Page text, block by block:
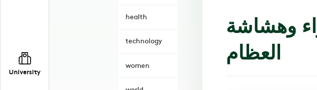
University
health
technology
women
وهشاشة
العظام